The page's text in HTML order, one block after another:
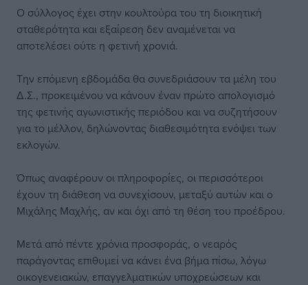
Ο σύλλογος έχει στην κουλτούρα του τη διοικητική
σταθερότητα και εξαίρεση δεν αναμένεται να
αποτελέσει ούτε η φετινή χρονιά.
Την επόμενη εβδομάδα θα συνεδριάσουν τα μέλη του
Δ.Σ., προκειμένου να κάνουν έναν πρώτο απολογισμό
της φετινής αγωνιστικής περιόδου και να συζητήσουν
για το μέλλον, δηλώνοντας διαθεσιμότητα ενόψει των
εκλογών.
Όπως αναφέρουν οι πληροφορίες, οι περισσότεροι
έχουν τη διάθεση να συνεχίσουν, μεταξύ αυτών και ο
Μιχάλης Μαχλής, αν και όχι από τη θέση του προέδρου.
Μετά από πέντε χρόνια προσφοράς, ο νεαρός
παράγοντας επιθυμεί να κάνει ένα βήμα πίσω, λόγω
οικογενειακών, επαγγελματικών υποχρεώσεων και